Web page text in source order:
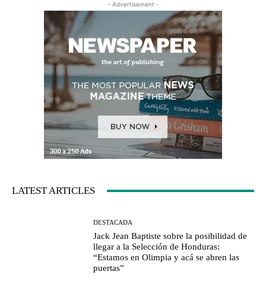
- Advertisement -
LATEST ARTICLES
DESTACADA
Jack Jean Baptiste sobre la posibilidad de
llegar a la Selección de Honduras:
“Estamos en Olimpia y acá se abren las
puertas”